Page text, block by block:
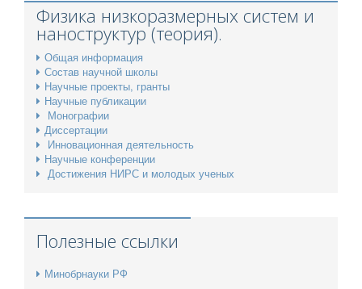
Физика низкоразмерных систем и
наноструктур (теория).
Общая информация
Состав научной школы
Научные проекты, гранты
Научные публикации
Монографии
Диссертации
Инновационная деятельность
Научные конференции
Достижения НИРС и молодых ученых
Полезные ссылки
Минобрнауки РФ